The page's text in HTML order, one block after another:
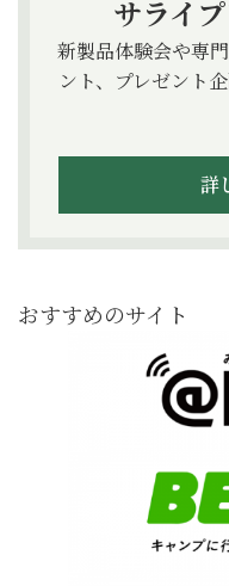
サライ
新製品体験会や専
ント、プレゼント
詳
おすすめのサイト